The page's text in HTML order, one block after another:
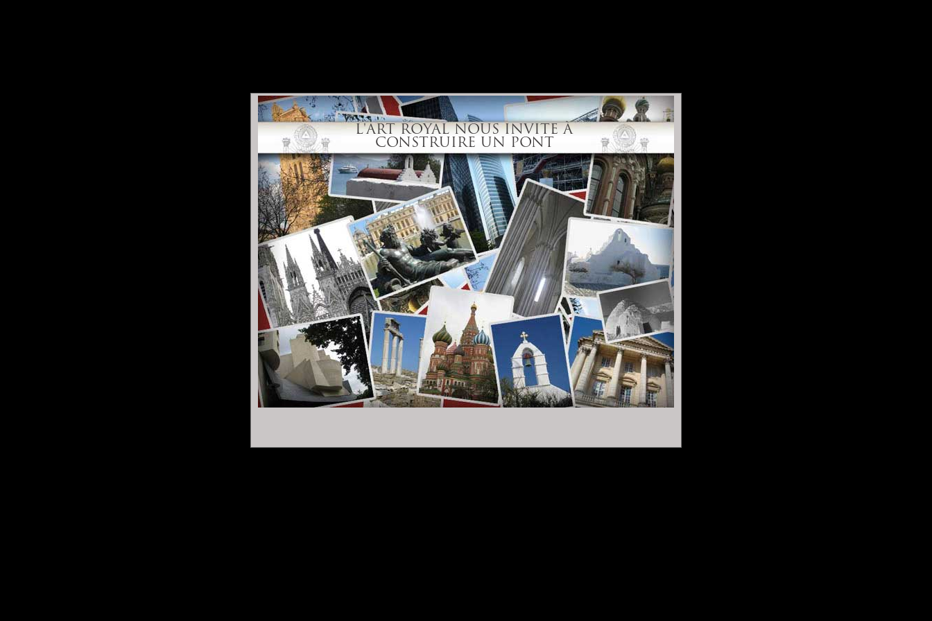
Accueil Appel de Bratislava Réflexions Explications Participez !
Passer l'introduction
Introduction
Ce site s'adresse en premier lieu aux francs-maçons mais tout le monde peut le lire, y compris la
description du projet deConfédération mondiale des obédiences maçonniques. Seul leForum
comprenant la présentation technique de laConfédération et ouverte à la discussion est réservé.
Première question : Les francs-maçons ont-ils le pouvoir ?
Pour les uns, ils gouvernent le monde. Pour les autres, il ne s'agit que d'un club de messieurs
Lire les bonnes feuilles
L'ART ROYAL NOUS INVITE À
CONSTRUIRE UN PONT